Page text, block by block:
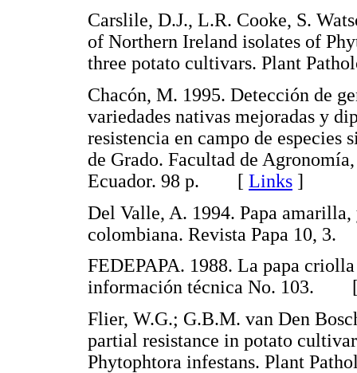
Carslile, D.J., L.R. Cooke, S.
of Northern Ireland isolates of
three potato cultivars. Plant
Chacón, M. 1995. Detección de
variedades nativas mejoradas y
resistencia en campo de especies
de Grado. Facultad de
Ecuador. 98 p. [ Links ]
Del Valle, A. 1994. Papa
colombiana. Revista Papa 10,
FEDEPAPA. 1988. La papa
información técnica No. 103.
Flier, W.G.; G.B.M. van Den
partial resistance in potato
Phytophtora infestans. Plant